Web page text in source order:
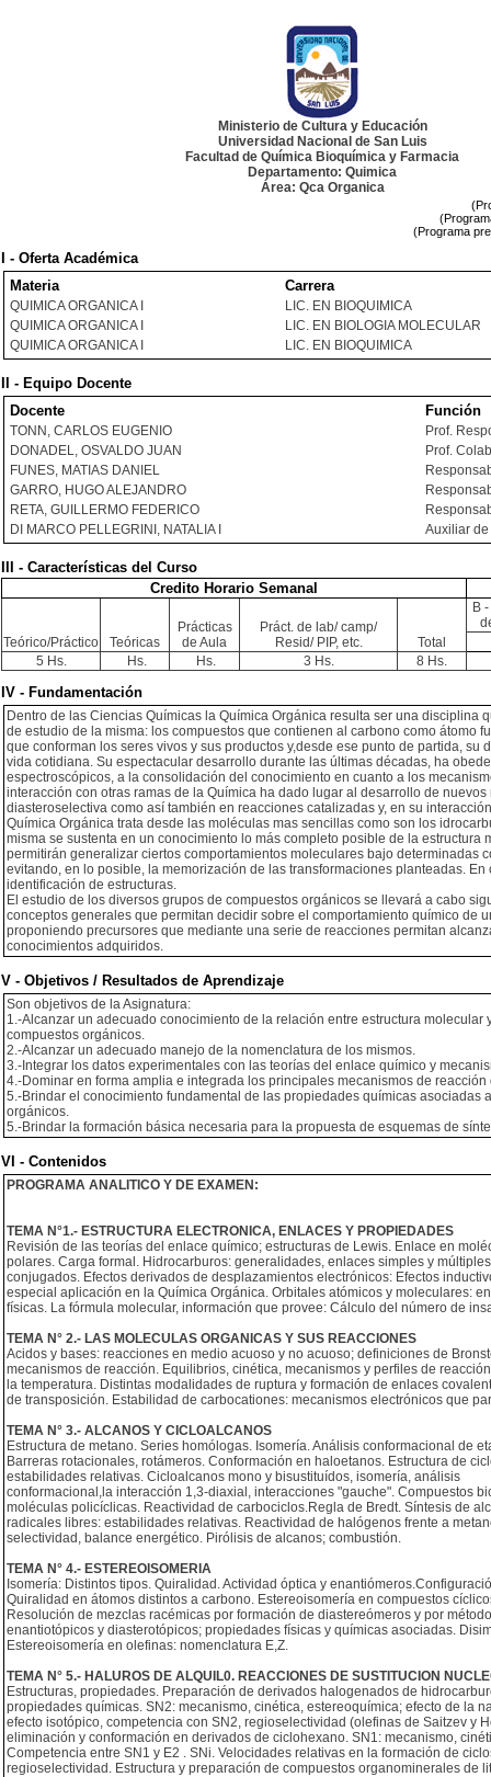
Ministerio de Cultura y Educación
Universidad Nacional de San Luis
Facultad de Química Bioquímica y Farmacia
Departamento: Quimica
Área: Qca Organica
(Programa
I - Oferta Académica
Materia
Carrera
QUIMICA ORGANICA I
LIC. EN BIOQUIMICA
QUIMICA ORGANICA I
LIC. EN BIOLOGIA MOLECULAR
QUIMICA ORGANICA I
LIC. EN BIOQUIMICA
II - Equipo Docente
Docente
Función
TONN, CARLOS EUGENIO
Prof.
DONADEL, OSVALDO JUAN
Prof.
FUNES, MATIAS DANIEL
GARRO, HUGO ALEJANDRO
RETA, GUILLERMO FEDERICO
DI MARCO PELLEGRINI, NATALIA I
Auxiliar
III - Características del Curso
Credito Horario Semanal
Teórico/Práctico Teóricas
Prácticas
de Aula
Práct. de lab/ camp/
Resid/ PIP, etc.
Total
B
5 Hs. Hs. Hs. 3 Hs. 8 Hs.
IV - Fundamentación
Dentro de las Ciencias Químicas la Química Orgánica resulta ser una
de estudio de la misma: los compuestos que contienen al carbono como átomo
que conforman los seres vivos y sus productos y,desde ese punto de partida,
vida cotidiana. Su espectacular desarrollo durante las últimas décadas, ha
espectroscópicos, a la consolidación del conocimiento en cuanto a los
interacción con otras ramas de la Química ha dado lugar al desarrollo de
diasteroselectiva como así también en reacciones catalizadas y, en su
Química Orgánica trata desde las moléculas mas sencillas como son los
misma se sustenta en un conocimiento lo más completo posible de la
permitirán generalizar ciertos comportamientos moleculares bajo
evitando, en lo posible, la memorización de las transformaciones planteadas.
identificación de estructuras.
El estudio de los diversos grupos de compuestos orgánicos se llevará a cabo
conceptos generales que permitan decidir sobre el comportamiento químico
proponiendo precursores que mediante una serie de reacciones permitan
conocimientos adquiridos.
V - Objetivos / Resultados de Aprendizaje
Son objetivos de la Asignatura:
1.-Alcanzar un adecuado conocimiento de la relación entre estructura
compuestos orgánicos.
2.-Alcanzar un adecuado manejo de la nomenclatura de los mismos.
3.-Integrar los datos experimentales con las teorías del enlace químico y
4.-Dominar en forma amplia e integrada los principales mecanismos de
5.-Brindar el conocimiento fundamental de las propiedades químicas asociadas
orgánicos.
5.-Brindar la formación básica necesaria para la propuesta de esquemas de
VI - Contenidos
PROGRAMA ANALITICO Y DE EXAMEN:
TEMA N°1.- ESTRUCTURA ELECTRONICA, ENLACES Y PROPIEDADES
Revisión de las teorías del enlace químico; estructuras de Lewis. Enlace en
polares. Carga formal. Hidrocarburos: generalidades, enlaces simples y
conjugados. Efectos derivados de desplazamientos electrónicos: Efectos
especial aplicación en la Química Orgánica. Orbitales atómicos y moleculares:
físicas. La fórmula molecular, información que provee: Cálculo del número de
TEMA N° 2.- LAS MOLECULAS ORGANICAS Y SUS REACCIONES
Acidos y bases: reacciones en medio acuoso y no acuoso; definiciones de
mecanismos de reacción. Equilibrios, cinética, mecanismos y perfiles de
la temperatura. Distintas modalidades de ruptura y formación de enlaces
de transposición. Estabilidad de carbocationes: mecanismos electrónicos que
TEMA N° 3.- ALCANOS Y CICLOALCANOS
Estructura de metano. Series homólogas. Isomería. Análisis conformacional de
Barreras rotacionales, rotámeros. Conformación en haloetanos. Estructura de
estabilidades relativas. Cicloalcanos mono y bisustituídos, isomería, análisis
conformacional,la interacción 1,3-diaxial, interacciones "gauche". Compuestos
moléculas policíclicas. Reactividad de carbociclos.Regla de Bredt. Síntesis de
radicales libres: estabilidades relativas. Reactividad de halógenos frente a
selectividad, balance energético. Pirólisis de alcanos; combustión.
TEMA N° 4.- ESTEREOISOMERIA
Isomería: Distintos tipos. Quiralidad. Actividad óptica y
Quiralidad en átomos distintos a carbono. Estereoisomería en compuestos
Resolución de mezclas racémicas por formación de diastereómeros y por
enantiotópicos y diasterotópicos; propiedades físicas y químicas asociadas.
Estereoisomería en olefinas: nomenclatura E,Z.
TEMA N° 5.- HALUROS DE ALQUIL0. REACCIONES DE SUSTITUCION
Estructuras, propiedades. Preparación de derivados halogenados de
propiedades químicas. SN2: mecanismo, cinética, estereoquímica; efecto de la
efecto isotópico, competencia con SN2, regioselectividad (olefinas de Saitzev y
eliminación y conformación en derivados de ciclohexano. SN1: mecanismo,
Competencia entre SN1 y E2 . SNi. Velocidades relativas en la formación de
regioselectividad. Estructura y preparación de compuestos organominerales de